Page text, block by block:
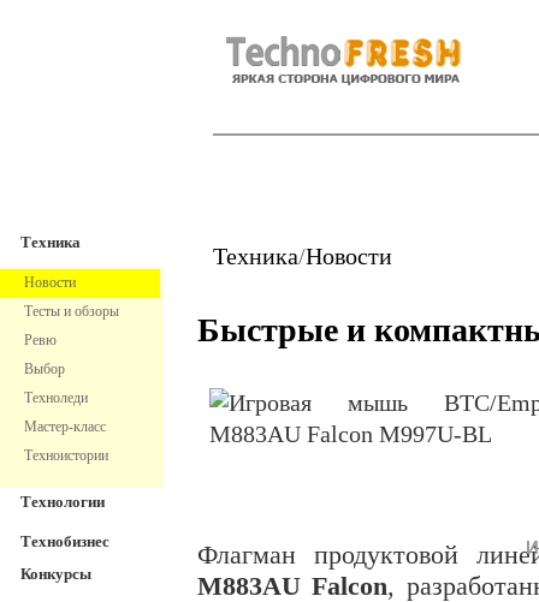
Техника
Новости
Тесты и обзоры
Ревю
Выбор
Техноледи
Мастер-класс
Техноистории
Технологии
Технобизнес
Конкурсы
Техника/Новости
Быстрые и
Флагман продуктовой
M883AU Falcon,